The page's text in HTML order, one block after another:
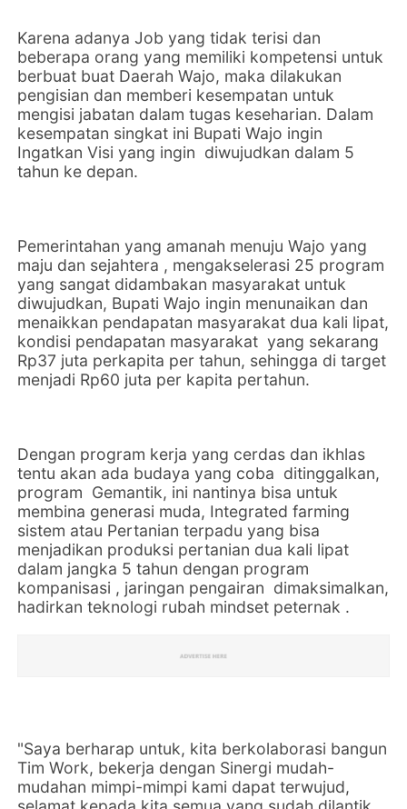
Karena adanya Job yang tidak terisi dan
beberapa orang yang memiliki kompetensi untuk
berbuat buat Daerah Wajo, maka dilakukan
pengisian dan memberi kesempatan untuk
mengisi jabatan dalam tugas keseharian. Dalam
kesempatan singkat ini Bupati Wajo ingin
Ingatkan Visi yang ingin diwujudkan dalam 5
tahun ke depan.
Pemerintahan yang amanah menuju Wajo yang
maju dan sejahtera , mengakselerasi 25 program
yang sangat didambakan masyarakat untuk
diwujudkan, Bupati Wajo ingin menunaikan dan
menaikkan pendapatan masyarakat dua kali lipat,
kondisi pendapatan masyarakat yang sekarang
Rp37 juta perkapita per tahun, sehingga di target
menjadi Rp60 juta per kapita pertahun.
Dengan program kerja yang cerdas dan ikhlas
tentu akan ada budaya yang coba ditinggalkan,
program Gemantik, ini nantinya bisa untuk
membina generasi muda, Integrated farming
sistem atau Pertanian terpadu yang bisa
menjadikan produksi pertanian dua kali lipat
dalam jangka 5 tahun dengan program
kompanisasi , jaringan pengairan dimaksimalkan,
hadirkan teknologi rubah mindset peternak .
"Saya berharap untuk, kita berkolaborasi bangun
Tim Work, bekerja dengan Sinergi mudah-
mudahan mimpi-mimpi kami dapat terwujud,